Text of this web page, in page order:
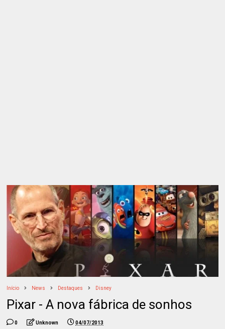
Início News Destaques Disney
Pixar - A nova fábrica de sonhos
0 Unknown 04/07/2013